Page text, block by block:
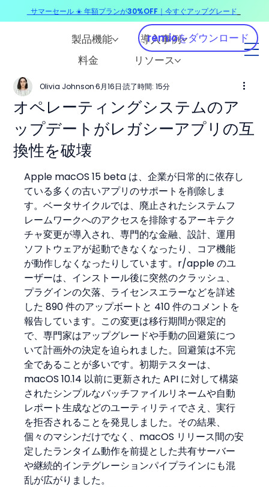
製品機能
導入事例
料金
リソース
remioをダウンロード
オペレーティングシステムのア
ップデートがレガシーアプリの互
換性を破壊
Olivia Johnson 6月16日 読了時間: 15分
Apple macOS 15 beta は、企業が日常的に依存し
ている多くの古いアプリのサポートを削除しま
す。ベータサイクルでは、廃止されたシステムフ
レームワークへのアクセスを排除するアーキテク
チャ変更が導入され、専門的な金融、設計、運用
ソフトウェアが起動できなくなったり、コア機能
が動作しなくなったりしています。r/apple のユ
ーザーは、インストール後に突然のクラッシュ、
プラグインの欠落、ライセンスエラーなどを詳述
した 890 件のアップボートと 410 件のコメントを
報告しています。この変更は移行期間が限定的
で、専門家はアップグレードや手動の回避策につ
いて計画外の決定を迫られました。回避策は不完
全であることが多いです。初期テスターは、
macOS 10.14 以前に更新された API に対して構築
されたシンプルなバッチファイルリネームや自動
レポート生成などのユーティリティでさえ、実行
を拒否されることを発見しました。その結果、
個々のマシンだけでなく、macOS リリース間の安
定したランタイム動作を前提とした共有サーバー
や継続的インテグレーションパイプラインにも混
乱が広がりました。
サマーセール ☀️ 年額プランが30%OFF｜今すぐアップグレード